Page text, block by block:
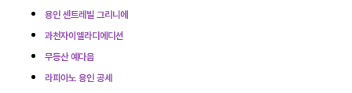
용인 센트레빌 그리니에
과천자이엘라디에디션
무등산 예다음
라피아노 용인 공세